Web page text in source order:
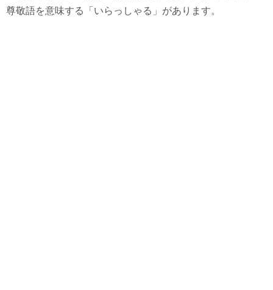
尊敬語を意味する「いらっしゃる」があります。